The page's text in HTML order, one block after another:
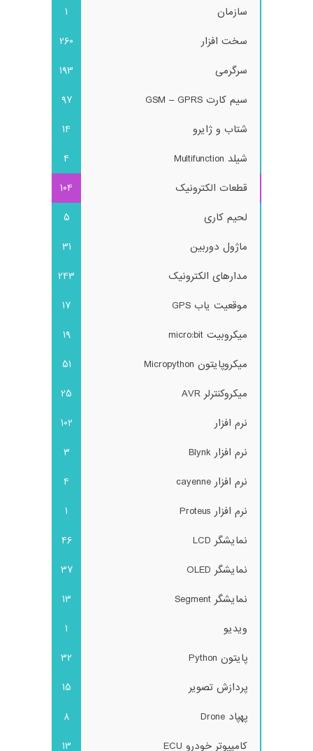
سازمان
1
سخت افزار
260
سرگرمی
193
سیم کارت GSM – GPRS
97
شتاب و ژایرو
14
شیلد Multifunction
4
قطعات الکترونیک
104
لحیم کاری
5
ماژول دوربین
31
مدارهای الکترونیک
243
موقعیت یاب GPS
17
میکروبیت micro:bit
19
میکروپایتون Micropython
51
میکروکنترلر AVR
25
نرم افزار
102
نرم افزار Blynk
3
نرم افزار cayenne
4
نرم افزار Proteus
1
نمایشگر LCD
46
نمایشگر OLED
37
نمایشگر Segment
13
ویدیو
1
پایتون Python
32
پردازش تصویر
15
پهپاد Drone
8
کامپیوتر خودرو ECU
13